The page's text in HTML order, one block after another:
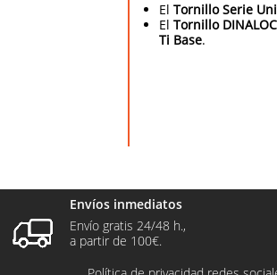
El Tornillo Serie
El Tornillo
Ti Base.
Envíos inmediatos
Envío gratis 24/48 h.,
a partir de 100€.